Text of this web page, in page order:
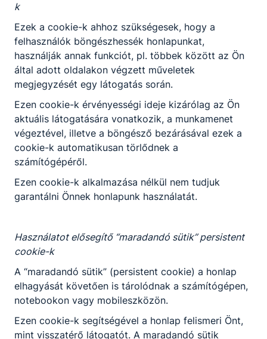
k
Ezek a cookie-k ahhoz szükségesek, hogy a
felhasználók böngészhessék honlapunkat,
használják annak funkciót, pl. többek között az Ön
által adott oldalakon végzett műveletek
megjegyzését egy látogatás során.
Ezen cookie-k érvényességi ideje kizárólag az Ön
aktuális látogatására vonatkozik, a munkamenet
végeztével, illetve a böngésző bezárásával ezek a
cookie-k automatikusan törlődnek a
számítógépéről.
Ezen cookie-k alkalmazása nélkül nem tudjuk
garantálni Önnek honlapunk használatát.
Használatot elősegítő “maradandó sütik” persistent
cookie-k
A “maradandó sütik” (persistent cookie) a honlap
elhagyását követően is tárolódnak a számítógépen,
notebookon vagy mobileszközön.
Ezen cookie-k segítségével a honlap felismeri Önt,
mint visszatérő látogatót. A maradandó sütik